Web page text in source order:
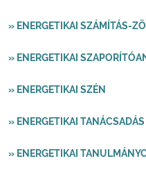
» ENERGETIKAI SZÁMÍTÁS-
» ENERGETIKAI
» ENERGETIKAI SZÉN
» ENERGETIKAI TANÁCSADÁS
» ENERGETIKAI